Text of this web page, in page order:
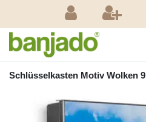
Schlüsselkasten Motiv Wolken 9